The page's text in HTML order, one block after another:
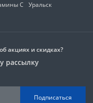
C
Уральск
акциях и скидках?
рассылку
Подписаться